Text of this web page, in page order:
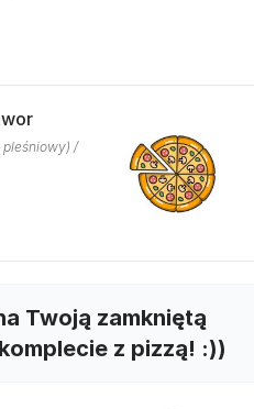
pleśniowy) /
Twoją zamkniętą
z pizzą! :))